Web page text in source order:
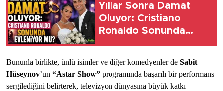
Yıllar Sonra Damat
Oluyor: Cristiano
Ronaldo Sonunda
Bununla birlikte, ünlü isimler ve diğer komedyenler de Sabit
Hüseynov’un “Astar Show” programında başarılı bir performans
sergilediğini belirterek, televizyon dünyasına büyük katkı